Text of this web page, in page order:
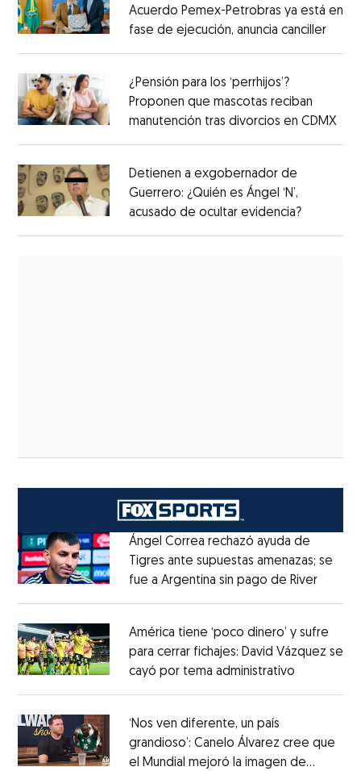
Acuerdo Pemex-Petrobras ya está en
fase de ejecución, anuncia canciller
¿Pensión para los ‘perrhijos’?
Proponen que mascotas reciban
manutención tras divorcios en CDMX
Detienen a exgobernador de
Guerrero: ¿Quién es Ángel ‘N’,
acusado de ocultar evidencia?
Ángel Correa rechazó ayuda de
Tigres ante supuestas amenazas; se
fue a Argentina sin pago de RiverOpens
América tiene ‘poco dinero’ y sufre
para cerrar fichajes: David Vázquez se
cayó por tema administrativo
‘Nos ven diferente, un país
grandioso’: Canelo Álvarez cree que
el Mundial mejoró la imagen de